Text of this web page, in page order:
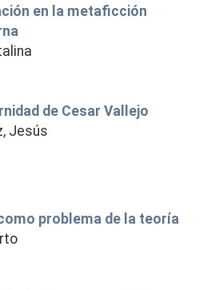
en la metaficción
de Cesar Vallejo
Jesús
problema de la teoría